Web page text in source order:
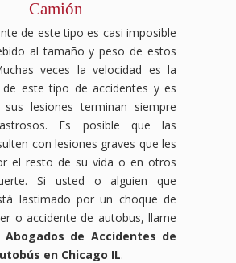
a
la
compensación
por
accidente
laboral
que
mereces.
Camión
de este tipo es casi imposible
al tamaño y peso de estos
veces la velocidad es la
de este tipo de accidentes y es
lesiones terminan siempre
Es posible que las
con lesiones graves que les
el resto de su vida o en otros
Si usted o alguien que
lastimado por un choque de
o accidente de autobus, llame
Abogados de Accidentes de
en Chicago IL.